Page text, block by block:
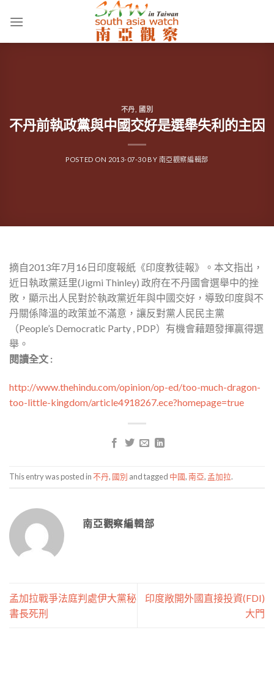
不丹 國別
不丹前執政黨與中國交好是選舉失利的主因
POSTED ON 2013-07-30BY 南亞觀察編輯部
摘自2013年7月16日印度報紙《印度教徒報》。本文指出，
近日執政黨廷里(Jigmi Thinley) 政府在不丹國會選舉中的挫
敗，顯示出人民對於執政黨近年與中國交好，導致印度與不
丹關係降溫的政策並不滿意，讓反對黨人民民主黨
（People’s Democratic Party , PDP）有機會藉題發揮贏得選
舉。
閱讀全文 :
http://www.thehindu.com/opinion/op-ed/too-much-dragon-
too-little-kingdom/article4918267.ece?homepage=true
This entry was posted in不丹, 國別 and tagged 中國,南亞, 孟加拉.
南亞觀察編輯部
孟加拉戰爭法庭判處伊大黨秘
書長死刑
印度敞開外國直接投資(FDI)
大門